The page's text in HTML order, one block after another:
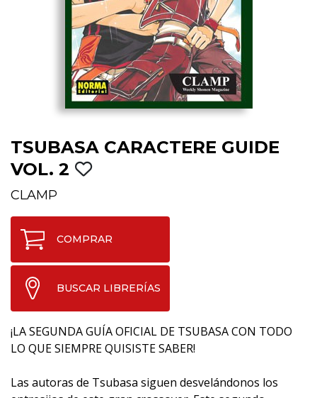
TSUBASA CARACTERE GUIDE
VOL. 2
CLAMP
COMPRAR
BUSCAR LIBRERÍAS
¡LA SEGUNDA GUÍA OFICIAL DE TSUBASA CON TODO
LO QUE SIEMPRE QUISISTE SABER!
Las autoras de Tsubasa siguen desvelándonos los